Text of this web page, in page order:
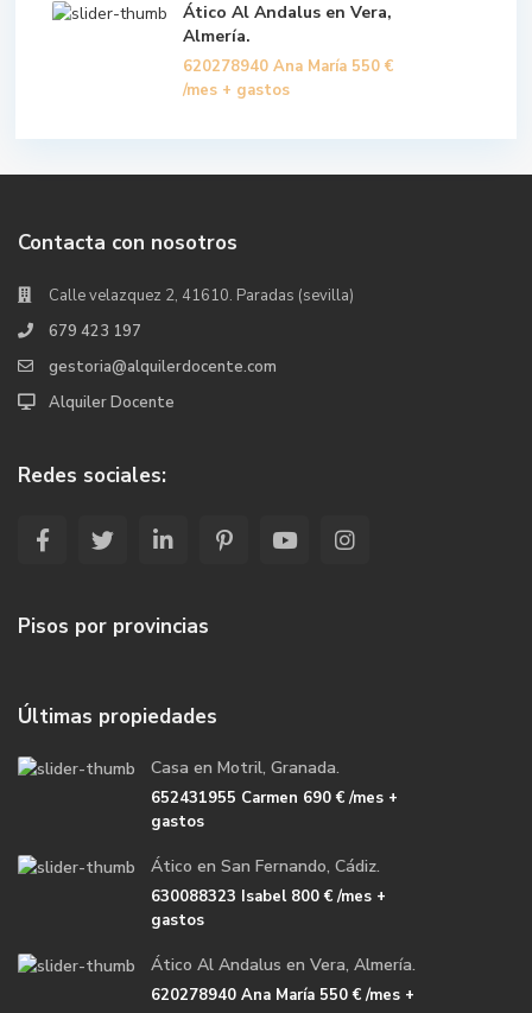
Ático Al Andalus en Vera,
Almería.
620278940 Ana María 550 €
/mes + gastos
Contacta con nosotros
Calle velazquez 2, 41610. Paradas (sevilla)
679 423 197
gestoria@alquilerdocente.com
Alquiler Docente
Redes sociales:
Pisos por provincias
Últimas propiedades
Casa en Motril, Granada.
652431955 Carmen 690 €/mes +
gastos
Ático en San Fernando, Cádiz.
630088323 Isabel800 €/mes +
gastos
Ático Al Andalus en Vera, Almería.
620278940 Ana María 550 €/mes +